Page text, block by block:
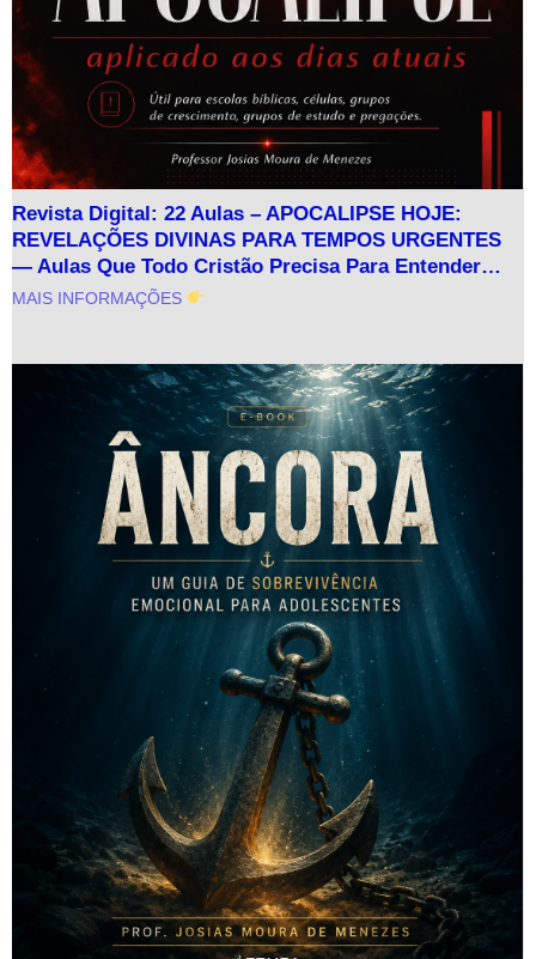
Revista Digital: 22 Aulas – APOCALIPSE HOJE:
REVELAÇÕES DIVINAS PARA TEMPOS URGENTES
— Aulas Que Todo Cristão Precisa Para Entender…
MAIS INFORMAÇÕES